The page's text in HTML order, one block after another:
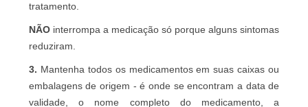
tratamento.
NÃO interrompa a medicação só porque alguns sintomas
reduziram.
3. Mantenha todos os medicamentos em suas caixas ou
embalagens de origem - é onde se encontram a data de
validade, o nome completo do medicamento, a